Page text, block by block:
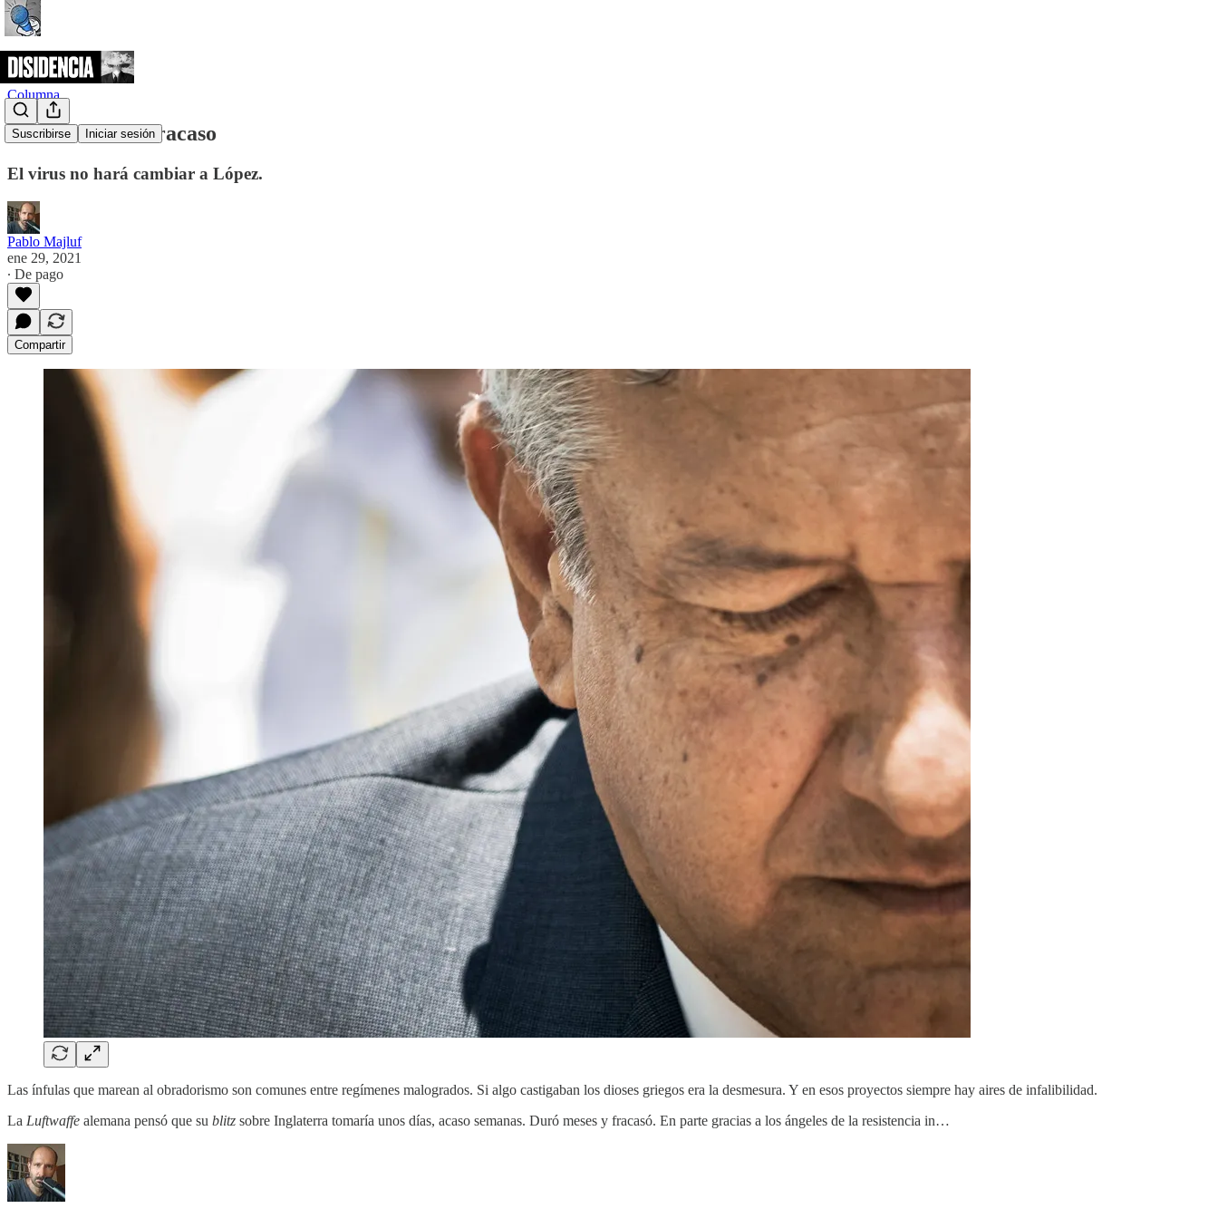
Suscribirse Iniciar sesión
Columna
Disonancia del fracaso
El virus no hará cambiar a López.
Pablo Majluf
ene 29, 2021
∙ De pago
Compartir
Las ínfulas que marean al obradorismo son comunes entre regímenes malogrados. Si algo castigaban los dioses griegos era la desmesura. Y en esos proyectos siempre hay aires de infalibilidad.
La Luftwaffe alemana pensó que su blitz sobre Inglaterra tomaría unos días, acaso semanas. Duró meses y fracasó. En parte gracias a los ángeles de la resistencia in…